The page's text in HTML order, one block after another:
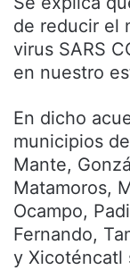
de reducir el
virus SARS
en nuestro
En dicho
municipios
Mante,
Matamoros,
Ocampo,
Fernando,
y Xicoténcatl